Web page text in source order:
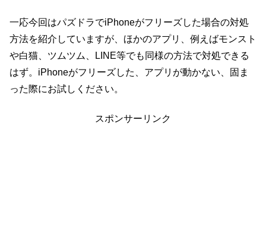
一応今回はパズドラでiPhoneがフリーズした場合の対処
方法を紹介していますが、ほかのアプリ、例えばモンスト
や白猫、ツムツム、LINE等でも同様の方法で対処できる
はず。iPhoneがフリーズした、アプリが動かない、固ま
った際にお試しください。
スポンサーリンク